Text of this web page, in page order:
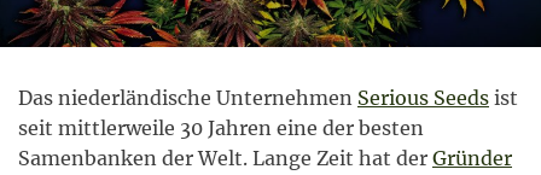
Das niederländische Unternehmen Serious Seeds ist
seit mittlerweile 30 Jahren eine der besten
Samenbanken der Welt. Lange Zeit hat der Gründer